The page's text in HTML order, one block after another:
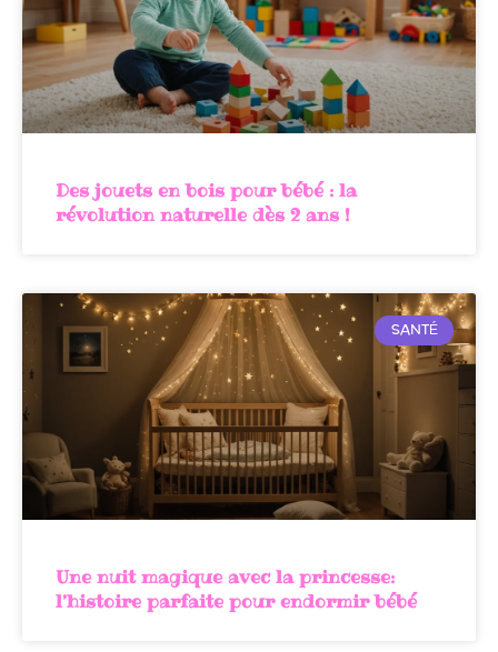
Des jouets en bois pour bébé : la
révolution naturelle dès 2 ans !
SANTÉ
Une nuit magique avec la princesse:
l’histoire parfaite pour endormir bébé